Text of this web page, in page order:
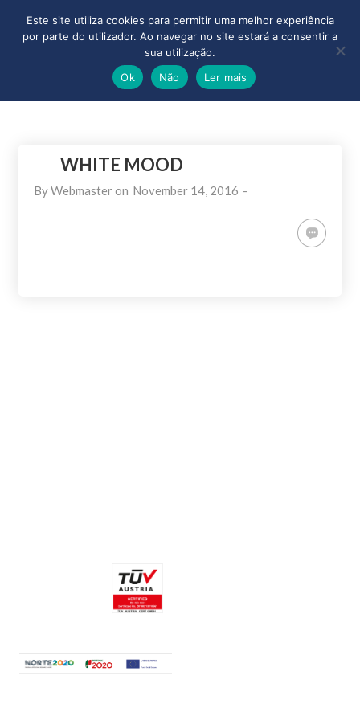
WHITE MOOD
ByWebmasteron November 14, 2016 -
Este site utiliza cookies para permitir uma melhor experiência
por parte do utilizador. Ao navegar no site estará a consentir a
sua utilização.
Ok
Não Ler mais